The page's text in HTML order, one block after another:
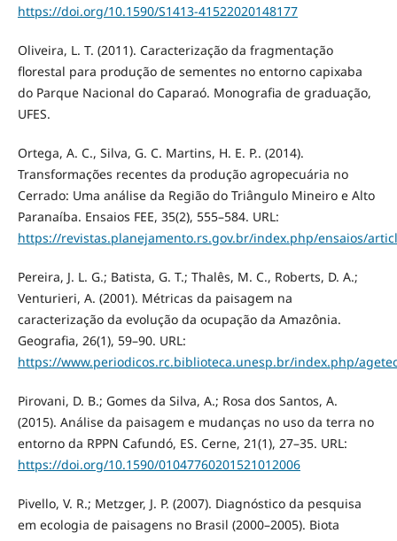
https://doi.org/10.1590/S1413-41522020148177
Oliveira, L. T. (2011). Caracterização da fragmentação
florestal para produção de sementes no entorno capixaba
do Parque Nacional do Caparaó. Monografia de graduação,
UFES.
Ortega, A. C., Silva, G. C. Martins, H. E. P.. (2014).
Transformações recentes da produção agropecuária no
Cerrado: Uma análise da Região do Triângulo Mineiro e Alto
Paranaíba. Ensaios FEE, 35(2), 555–584. URL:
https://revistas.planejamento.rs.gov.br/index.php/ensaios/
Pereira, J. L. G.; Batista, G. T.; Thalês, M. C., Roberts, D. A.;
Venturieri, A. (2001). Métricas da paisagem na
caracterização da evolução da ocupação da Amazônia.
Geografia, 26(1), 59–90. URL:
https://www.periodicos.rc.biblioteca.unesp.br/index.php/
Pirovani, D. B.; Gomes da Silva, A.; Rosa dos Santos, A.
(2015). Análise da paisagem e mudanças no uso da terra no
entorno da RPPN Cafundó, ES. Cerne, 21(1), 27–35. URL:
https://doi.org/10.1590/01047760201521012006
Pivello, V. R.; Metzger, J. P. (2007). Diagnóstico da pesquisa
em ecologia de paisagens no Brasil (2000–2005). Biota